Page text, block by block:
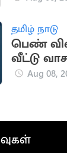
தமிழ் நாடு
பெண்
வீட்டு
Aug 08,